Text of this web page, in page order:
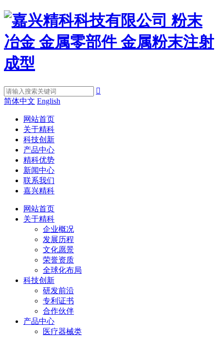

简体中文 English
网站首页
关于精科
科技创新
产品中心
精科优势
新闻中心
联系我们
嘉兴精科
网站首页
关于精科
企业概况
发展历程
文化愿景
荣誉资质
全球化布局
科技创新
研发前沿
专利证书
合作伙伴
产品中心
医疗器械类